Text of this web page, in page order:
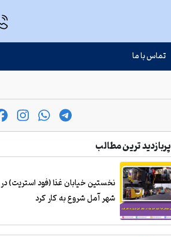
تماس با ما
پربازدید ترین مطالب
نخستین خیابان غذا (فود استریت) در
شهر آمل شروع به کار کرد